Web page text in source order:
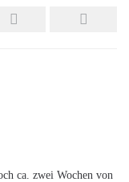
ca. zwei Wochen von